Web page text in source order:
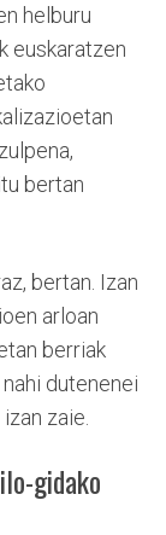
helburu
euskaratzen
bertan
bertan. Izan
arloan
berriak
dutenenei
zaie.
gidako